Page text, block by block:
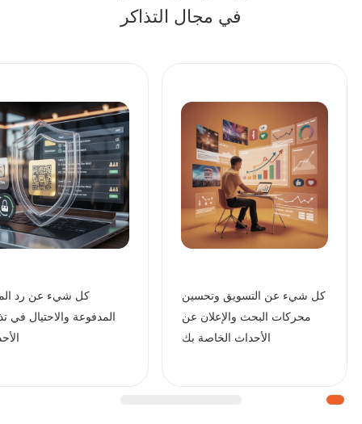
في مجال التذاكر
كل شيء عن التسويق وتحسين
محركات البحث والإعلان عن
الأحداث الخاصة بك
كل شيء عن رد
المدفوعة والاحتيال في